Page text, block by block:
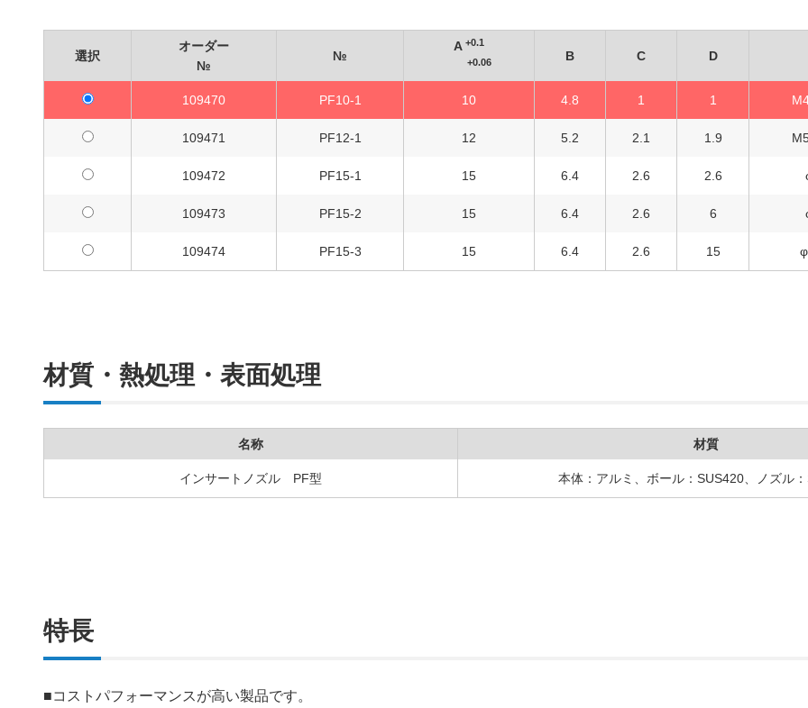
選択
オーダー
№
№
A+0.1
+0.06
B C D
109470 PF10-1 10 4.8 1 1
109471 PF12-1 12 5.2 2.1 1.9
109472 PF15-1 15 6.4 2.6 2.6
109473 PF15-2 15 6.4 2.6 6
109474 PF15-3 15 6.4 2.6 15
材質・熱処理・表面処理
名称 材質
インサートノズル PF型 本体：アルミ、ボール：SUS420、ノズル
特長
■コストパフォーマンスが高い製品です。